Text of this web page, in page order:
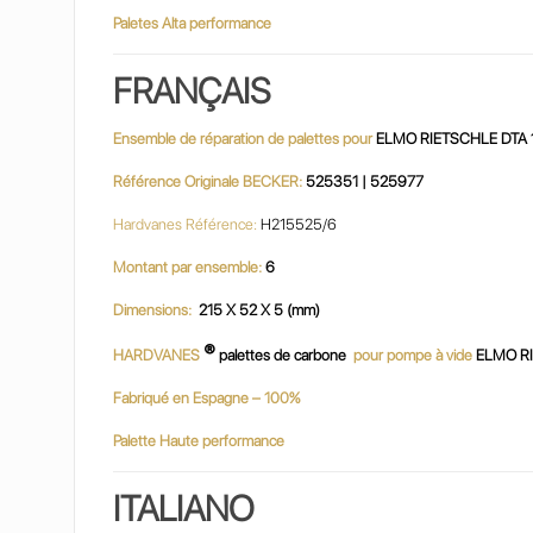
Paletes Alta performance
FRANÇAIS
Ensemble de réparation de palettes pour ELMO RIETSCHLE DTA
Référence Originale BECKER: 525351 | 525977
Hardvanes Référence: H215525/6
Montant par ensemble: 6
Dimensions: 215 X 52 X 5 (mm)
HARDVANES ®palettes de carbone pour pompe à vide ELMO
Fabriqué en Espagne – 100%
Palette Haute performance
ITALIANO